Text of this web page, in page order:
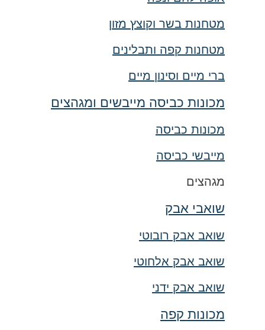
מטחנות בשר וקוצץ מזון
מטחנות קפה ותבלינים
ברי מיים וסינון מיים
מכונות כביסה מייבשים ומגהצים
מכונות כביסה
מייבשי כביסה
מגהצים
שואבי אבק
שואב אבק רובוטי
שואב אבק אלחוטי
שואב אבק ידני
מכונות קפה